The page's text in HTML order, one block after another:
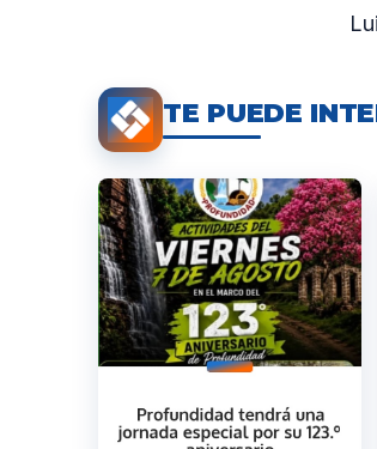
TE PUEDE